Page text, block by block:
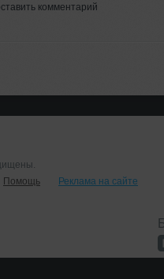
комментарий
Помощь
Реклама на сайте